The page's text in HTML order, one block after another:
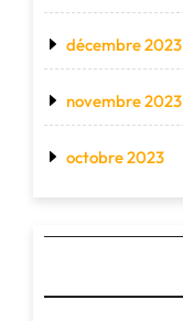
décembre 2023
novembre 2023
octobre 2023